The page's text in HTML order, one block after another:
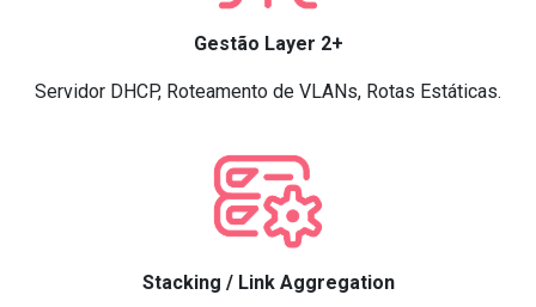
Gestão Layer 2+
Servidor DHCP, Roteamento de VLANs, Rotas Estáticas.
Stacking / Link Aggregation